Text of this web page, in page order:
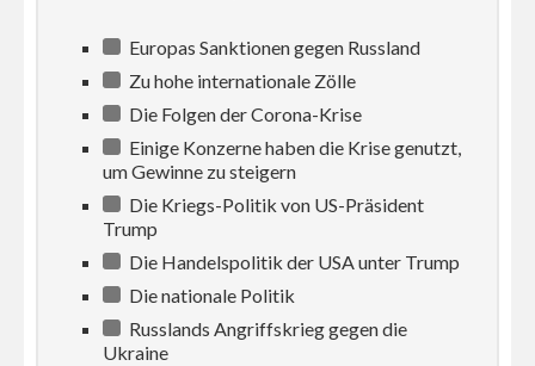
Europas Sanktionen gegen Russland
Zu hohe internationale Zölle
Die Folgen der Corona-Krise
Einige Konzerne haben die Krise genutzt,
um Gewinne zu steigern
Die Kriegs-Politik von US-Präsident
Trump
Die Handelspolitik der USA unter Trump
Die nationale Politik
Russlands Angriffskrieg gegen die
Ukraine